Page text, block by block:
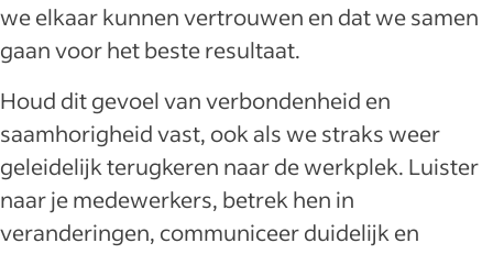
we elkaar kunnen vertrouwen en dat we samen
gaan voor het beste resultaat.
Houd dit gevoel van verbondenheid en
saamhorigheid vast, ook als we straks weer
geleidelijk terugkeren naar de werkplek. Luister
naar je medewerkers, betrek hen in
veranderingen, communiceer duidelijk en